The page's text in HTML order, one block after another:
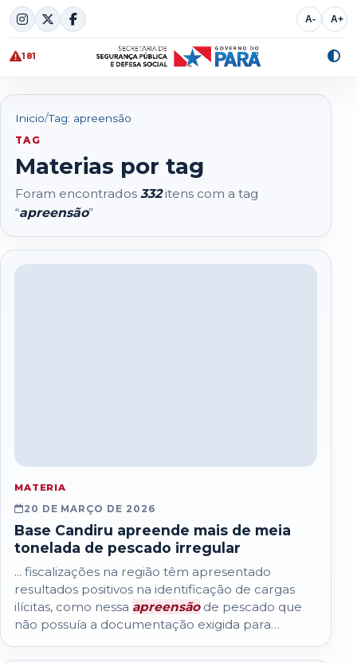
Skip
to
content
A- A+
181
Inicio/Tag: apreensão
TAG
Materias por tag
Foram encontrados 332itens com a tag
“apreensão”
MATERIA
20 DE MARÇO DE 2026
Base Candiru apreende mais de meia
tonelada de pescado irregular
... fiscalizações na região têm apresentado
resultados positivos na identificação de cargas
ilícitas, como nessa apreensãode pescado que
não possuía a documentação exigida para